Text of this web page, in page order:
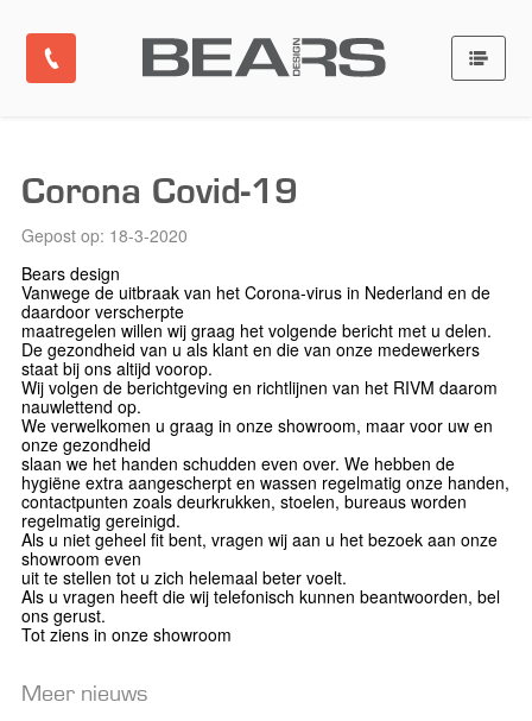
Corona Covid-19
Gepost op: 18-3-2020
Bears design
Vanwege de uitbraak van het Corona-virus in Nederland en de
daardoor verscherpte
maatregelen willen wij graag het volgende bericht met u delen.
De gezondheid van u als klant en die van onze medewerkers
staat bij ons altijd voorop.
Wij volgen de berichtgeving en richtlijnen van het RIVM daarom
nauwlettend op.
We verwelkomen u graag in onze showroom, maar voor uw en
onze gezondheid
slaan we het handen schudden even over. We hebben de
hygiëne extra aangescherpt en wassen regelmatig onze handen,
contactpunten zoals deurkrukken, stoelen, bureaus worden
regelmatig gereinigd.
Als u niet geheel fit bent, vragen wij aan u het bezoek aan onze
showroom even
uit te stellen tot u zich helemaal beter voelt.
Als u vragen heeft die wij telefonisch kunnen beantwoorden, bel
ons gerust.
Tot ziens in onze showroom
Meer nieuws